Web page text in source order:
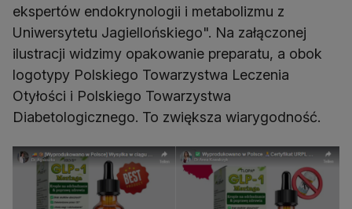
ekspertów endokrynologii i metabolizmu z
Uniwersytetu Jagiellońskiego". Na załączonej
ilustracji widzimy opakowanie preparatu, a obok
logotypy Polskiego Towarzystwa Leczenia
Otyłości i Polskiego Towarzystwa
Diabetologicznego. To zwiększa wiarygodność.